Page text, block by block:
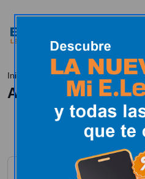
Inicio 50% en la 2ª Unid.
All Posts